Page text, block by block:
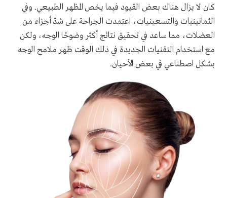
كان لا يزال هناك بعض القيود فيما يخص المظهر الطبيعي. وفي
الثمانينيات والتسعينيات، اعتمدت الجراحة على شدّ أجزاء من
العضلات، مما ساعد في تحقيق نتائج أكثر وضوحًا الوجه، ولكن
مع استخدام التقنيات الجديدة في ذلك الوقت ظهر ملامح الوجه
بشكل اصطناعي في بعض الأحيان.